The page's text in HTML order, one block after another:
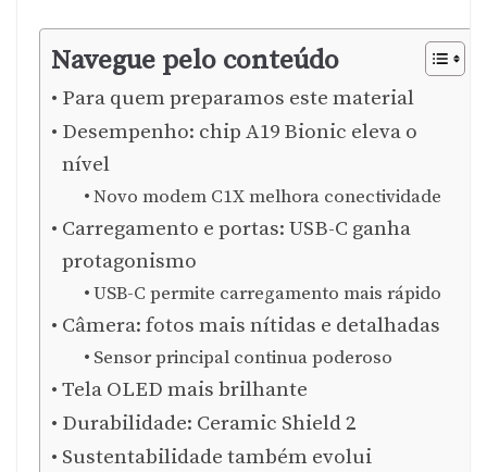
Navegue pelo conteúdo
Para quem preparamos este material
Desempenho: chip A19 Bionic eleva o
nível
Novo modem C1X melhora conectividade
Carregamento e portas: USB-C ganha
protagonismo
USB-C permite carregamento mais rápido
Câmera: fotos mais nítidas e detalhadas
Sensor principal continua poderoso
Tela OLED mais brilhante
Durabilidade: Ceramic Shield 2
Sustentabilidade também evolui